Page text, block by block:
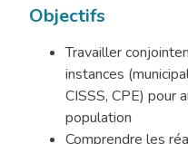
Objectifs
Travailler
instances
CISSS, CPE) pour
population
Comprendre les